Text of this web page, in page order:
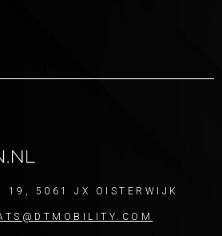
19, 5061 JX OISTERWIJK